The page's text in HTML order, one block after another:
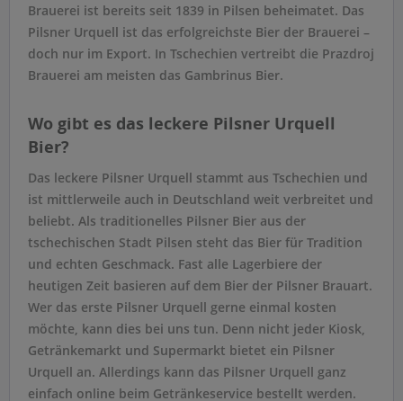
Brauerei ist bereits seit 1839 in Pilsen beheimatet. Das
Pilsner Urquell ist das erfolgreichste Bier der Brauerei –
doch nur im Export. In Tschechien vertreibt die Prazdroj
Brauerei am meisten das Gambrinus Bier.
Wo gibt es das leckere Pilsner Urquell
Bier?
Das leckere Pilsner Urquell stammt aus Tschechien und
ist mittlerweile auch in Deutschland weit verbreitet und
beliebt. Als traditionelles Pilsner Bier aus der
tschechischen Stadt Pilsen steht das Bier für Tradition
und echten Geschmack. Fast alle Lagerbiere der
heutigen Zeit basieren auf dem Bier der Pilsner Brauart.
Wer das erste Pilsner Urquell gerne einmal kosten
möchte, kann dies bei uns tun. Denn nicht jeder Kiosk,
Getränkemarkt und Supermarkt bietet ein Pilsner
Urquell an. Allerdings kann das Pilsner Urquell ganz
einfach online beim Getränkeservice bestellt werden.